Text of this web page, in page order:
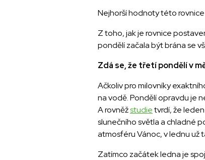
Nejhorší hodnoty této
Z toho, jak je rovnice
pondělí začala být brána se
Zdá se, že třetí pondělí v
Ačkoliv pro milovníky
na vodě. Pondělí opravdu je
A rovněžstudietvrdí, že
slunečního světla a chladné
atmosféru Vánoc, v lednu už
Zatímco začátek ledna je